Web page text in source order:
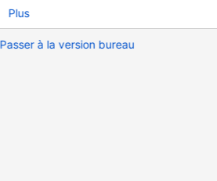
Plus
Passer à la version bureau